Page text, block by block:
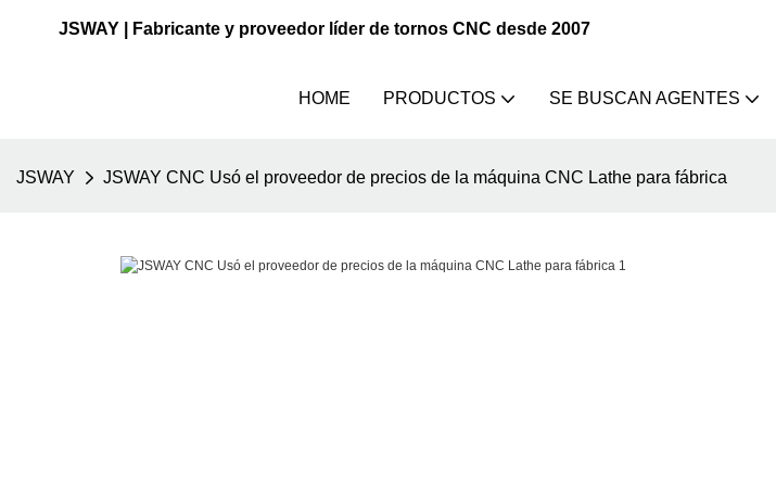
JSWAY | Fabricante y proveedor líder de tornos CNC desde 2007
HOME PRODUCTOS SE BUSCAN AGENTES
JSWAY JSWAY CNC Usó el proveedor de precios de la máquina CNC Lathe para fábrica